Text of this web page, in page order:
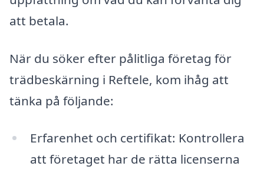
att betala.
När du söker efter pålitliga företag för
trädbeskärning i Reftele, kom ihåg att
tänka på följande:
Erfarenhet och certifikat: Kontrollera
att företaget har de rätta licenserna